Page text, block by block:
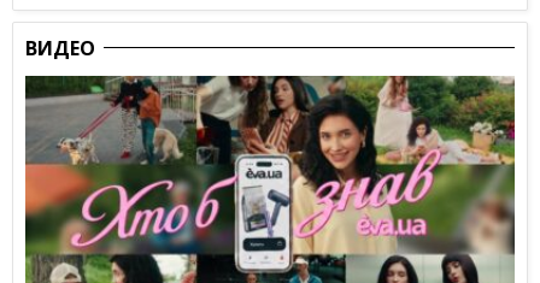
ВИДЕО